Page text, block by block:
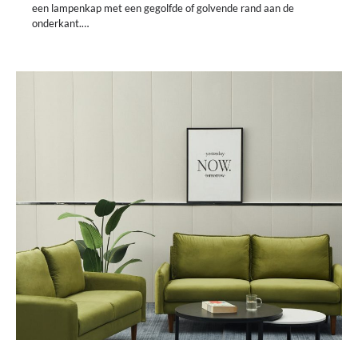
een lampenkap met een gegolfde of golvende rand aan de
onderkant.…